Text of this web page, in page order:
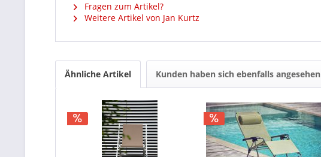
Fragen zum Artikel?
Weitere Artikel von Jan Kurtz
Ähnliche Artikel Kunden haben sich ebenfalls angesehen